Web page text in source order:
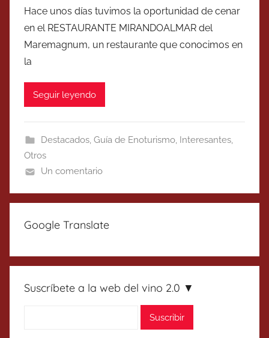
Hace unos días tuvimos la oportunidad de cenar
en el RESTAURANTE MIRANDOALMAR del
Maremagnum, un restaurante que conocimos en
la
Seguir leyendo
Destacados, Guía de Enoturismo, Interesantes,
Otros
Un comentario
Google Translate
Suscríbete a la web del vino 2.0 ▼